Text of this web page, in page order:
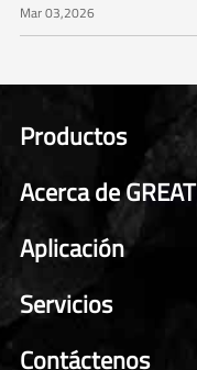
Mar 03,2026
Productos
Acerca de GREAT
Aplicación
Servicios
Contáctenos